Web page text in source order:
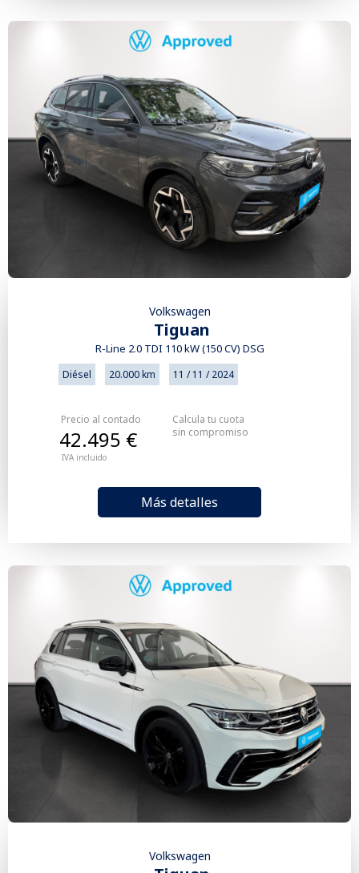
Volkswagen
Tiguan
R-Line 2.0 TDI 110 kW (150 CV) DSG
Diésel 20.000 km 11 / 11 / 2024
Precio al contado
IVA incluido
42.495 €
Más detalles
Calcula tu cuota
sin compromiso
Volkswagen